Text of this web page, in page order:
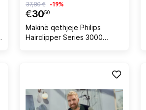
€3050
37,80 € -19%
Makinë qethjeje Philips
Hairclipper Series 3000